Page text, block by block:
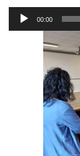
Lecteur
audio
00:00